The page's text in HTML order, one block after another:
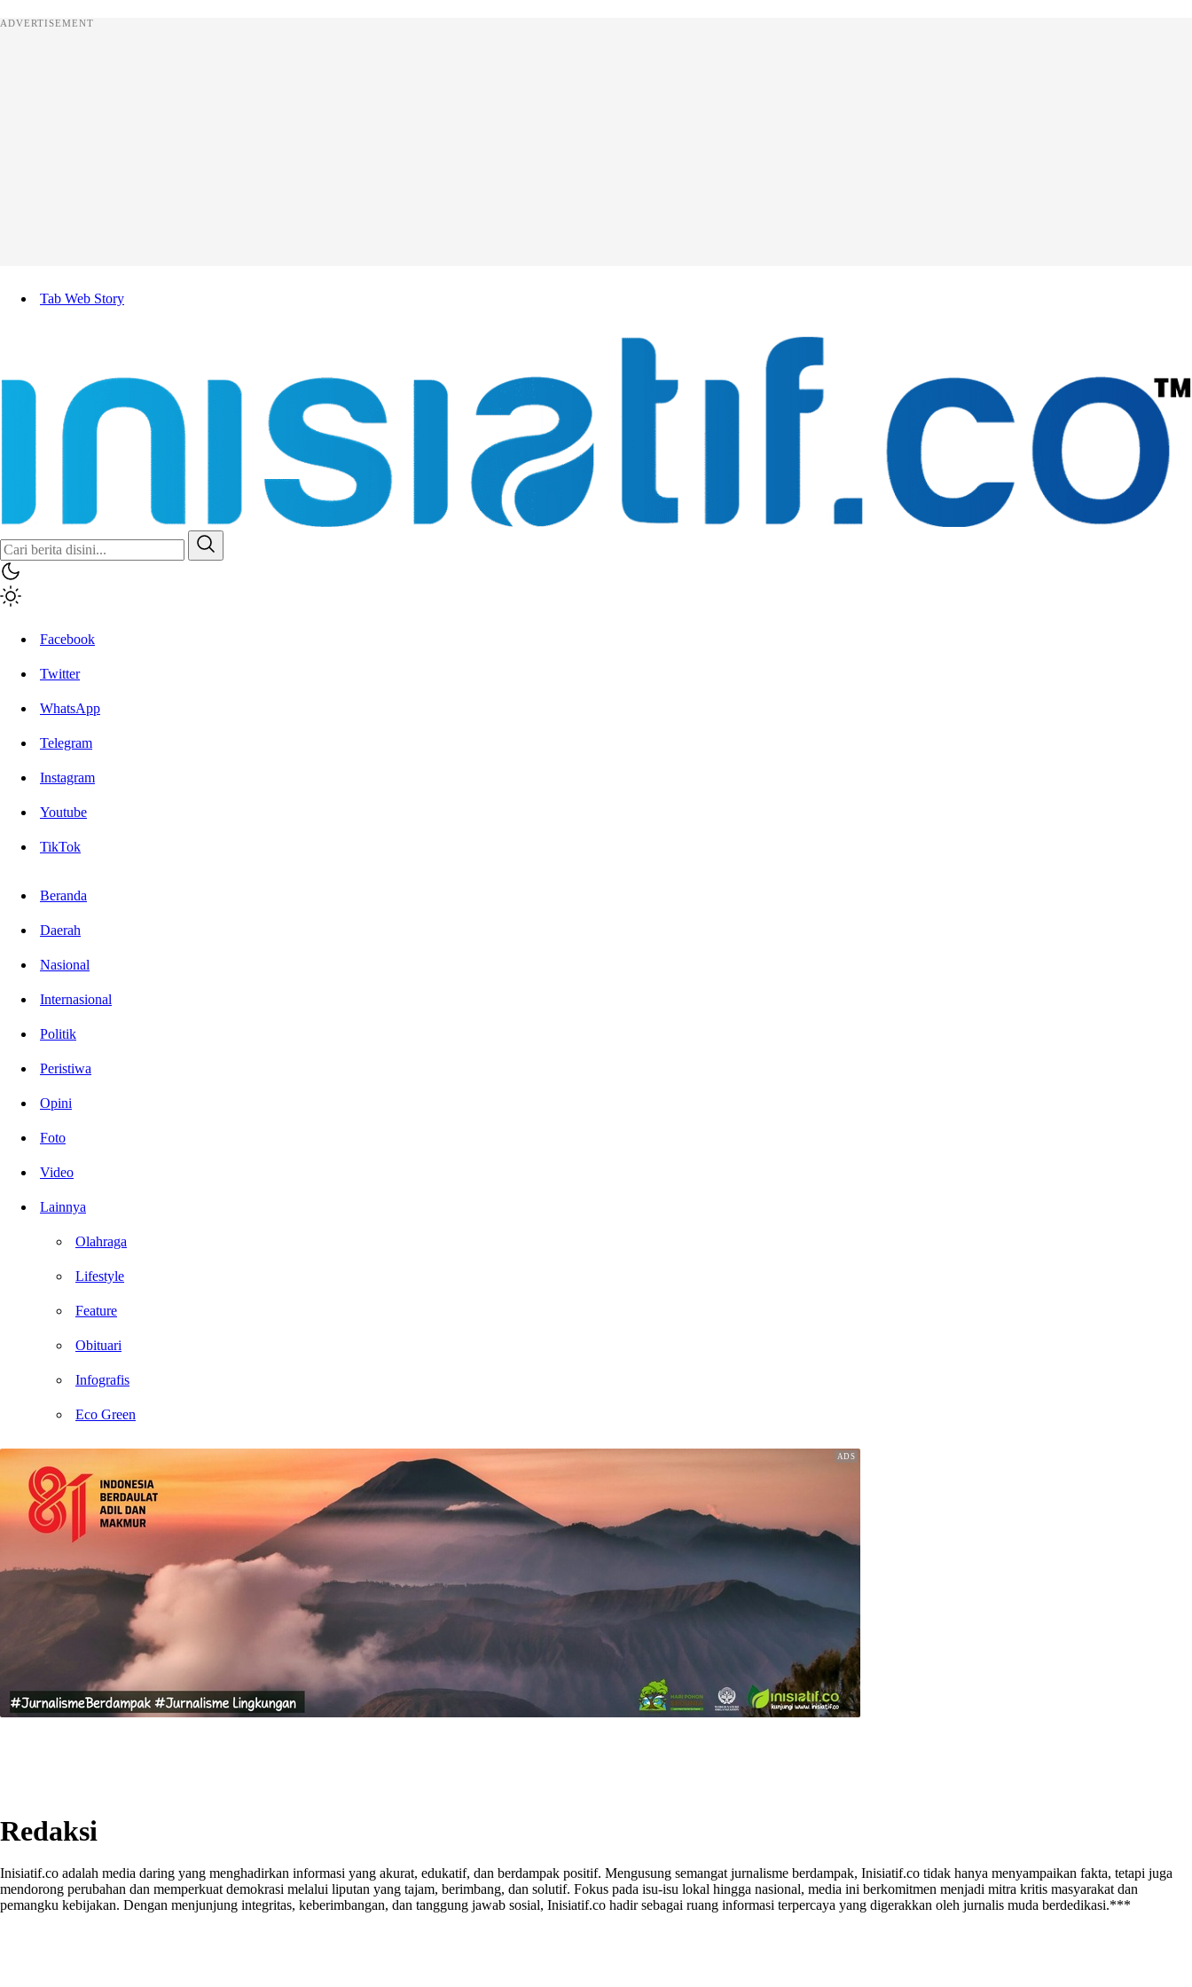
ADVERTISEMENT
Tab Web Story
Inisiatif.co
Stay Connected Stay Informed
Facebook
Twitter
WhatsApp
Telegram
Instagram
Youtube
TikTok
Beranda
Daerah
Nasional
Internasional
Politik
Peristiwa
Opini
Foto
Video
Lainnya
Olahraga
Lifestyle
Feature
Obituari
Infografis
Eco Green
Redaksi
Inisiatif.co adalah media daring yang menghadirkan informasi yang akurat, edukatif, dan berdampak positif. Mengusung semangat jurnalisme berdampak, Inisiatif.co tidak hanya menyampaikan fakta, tetapi juga
mendorong perubahan dan memperkuat demokrasi melalui liputan yang tajam, berimbang, dan solutif. Fokus pada isu-isu lokal hingga nasional, media ini berkomitmen menjadi mitra kritis masyarakat dan
pemangku kebijakan. Dengan menjunjung integritas, keberimbangan, dan tanggung jawab sosial, Inisiatif.co hadir sebagai ruang informasi terpercaya yang digerakkan oleh jurnalis muda berdedikasi.***